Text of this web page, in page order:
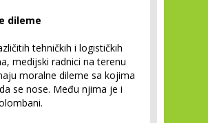
dileme
tehničkih i logističkih
medijski radnici na terenu
moralne dileme sa kojima
se nose. Među njima je i